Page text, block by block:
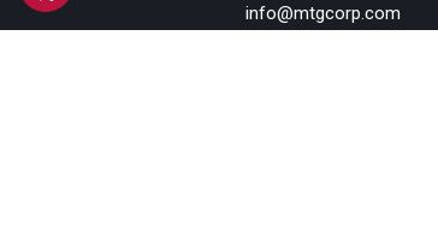
info@mtgcorp.com